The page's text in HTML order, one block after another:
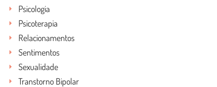
Psicologia
Psicoterapia
Relacionamentos
Sentimentos
Sexualidade
Transtorno Bipolar